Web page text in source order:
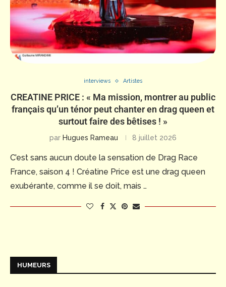
interviews Artistes
CREATINE PRICE : « Ma mission, montrer au public
français qu’un ténor peut chanter en drag queen et
surtout faire des bêtises ! »
par Hugues Rameau 8 juillet 2026
C’est sans aucun doute la sensation de Drag Race
France, saison 4 ! Créatine Price est une drag queen
exubérante, comme il se doit, mais …
HUMEURS